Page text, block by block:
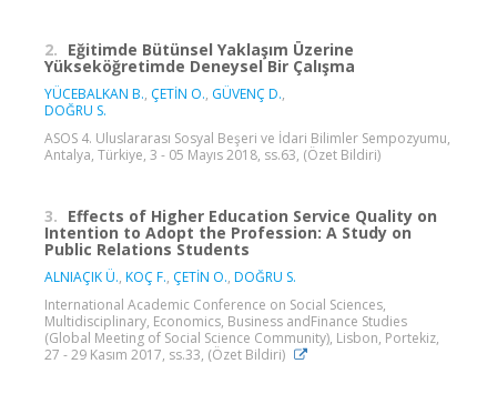
2. Eğitimde Bütünsel Yaklaşım Üzerine
Yükseköğretimde Deneysel Bir Çalışma
YÜCEBALKAN B., ÇETİN O., GÜVENÇ D.,
DOĞRU S.
ASOS 4. Uluslararası Sosyal Beşeri ve İdari Bilimler Sempozyumu,
Antalya, Türkiye, 3 - 05 Mayıs 2018, ss.63, (Özet Bildiri)
3. Effects of Higher Education Service Quality on
Intention to Adopt the Profession: A Study on
Public Relations Students
ALNIAÇIK Ü., KOÇ F., ÇETİN O., DOĞRU S.
International Academic Conference on Social Sciences,
Multidisciplinary, Economics, Business andFinance Studies
(Global Meeting of Social Science Community), Lisbon, Portekiz,
27 - 29 Kasım 2017, ss.33, (Özet Bildiri)